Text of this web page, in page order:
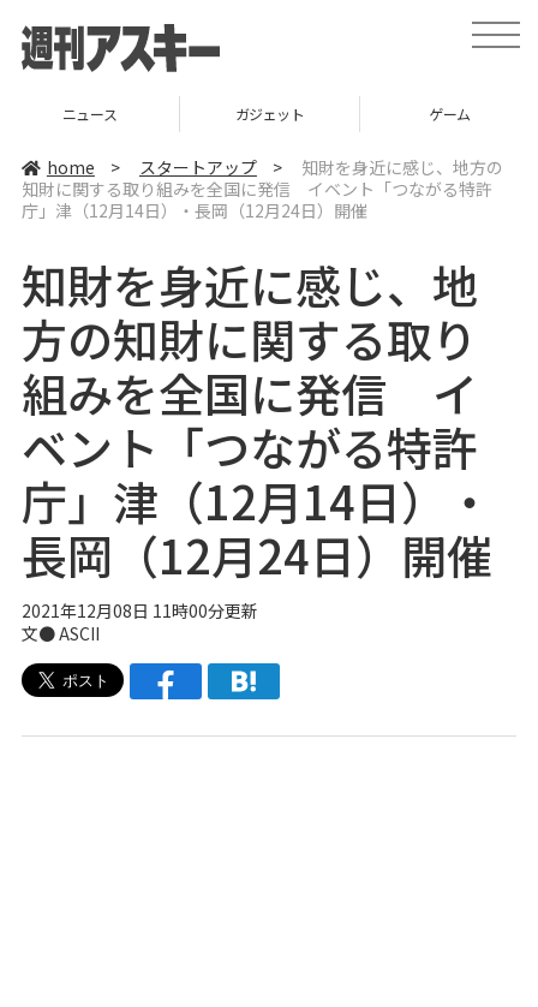
t
o
v
ニュース ガジェット ゲーム
home > スタートアップ >
知財を身近に感じ、地方の
知財に関する取り組みを全国に発信 イベント「つながる特許
庁」津（12月14日）・長岡（12月24日）開催
知財を身近に感じ、地
方の知財に関する取り
組みを全国に発信 イ
ベント「つながる特許
庁」津（12月14日）・
長岡（12月24日）開催
2021年12月08日 11時00分更新
文● ASCII